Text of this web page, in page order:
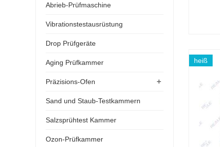
heiß
Abrieb-Prüfmaschine
Vibrationstestausrüstung
Drop Prüfgeräte
Aging Prüfkammer
+
Präzisions-Ofen
Sand und Staub-Testkammern
Salzsprühtest Kammer
Ozon-Prüfkammer